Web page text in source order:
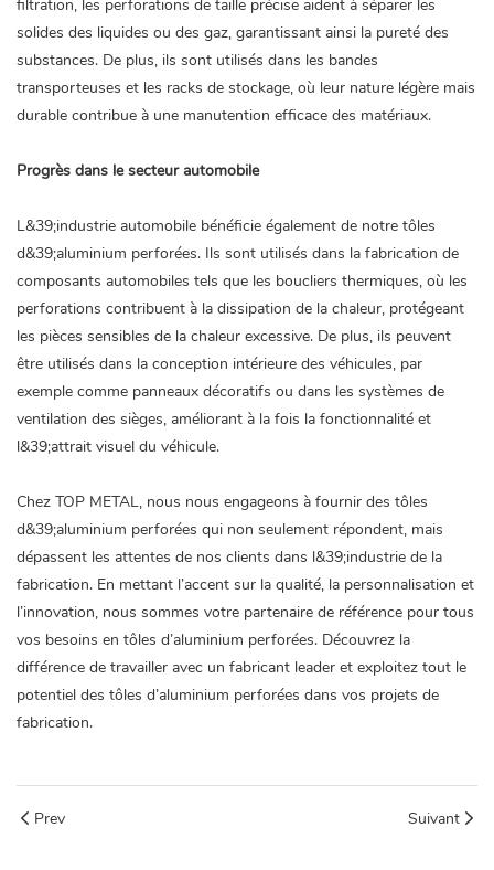
filtration, les perforations de taille précise aident à séparer les
solides des liquides ou des gaz, garantissant ainsi la pureté des
substances. De plus, ils sont utilisés dans les bandes
transporteuses et les racks de stockage, où leur nature légère mais
durable contribue à une manutention efficace des matériaux.
Progrès dans le secteur automobile
L&39;industrie automobile bénéficie également de notre tôles
d&39;aluminium perforées. Ils sont utilisés dans la fabrication de
composants automobiles tels que les boucliers thermiques, où les
perforations contribuent à la dissipation de la chaleur, protégeant
les pièces sensibles de la chaleur excessive. De plus, ils peuvent
être utilisés dans la conception intérieure des véhicules, par
exemple comme panneaux décoratifs ou dans les systèmes de
ventilation des sièges, améliorant à la fois la fonctionnalité et
l&39;attrait visuel du véhicule.
Chez TOP METAL, nous nous engageons à fournir des tôles
d&39;aluminium perforées qui non seulement répondent, mais
dépassent les attentes de nos clients dans l&39;industrie de la
fabrication. En mettant l’accent sur la qualité, la personnalisation et
l’innovation, nous sommes votre partenaire de référence pour tous
vos besoins en tôles d’aluminium perforées. Découvrez la
différence de travailler avec un fabricant leader et exploitez tout le
potentiel des tôles d’aluminium perforées dans vos projets de
fabrication.
Prev Suivant